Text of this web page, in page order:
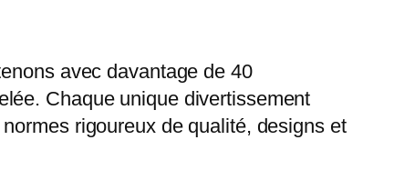
avec davantage de 40
Chaque unique divertissement
rigoureux de qualité, designs et